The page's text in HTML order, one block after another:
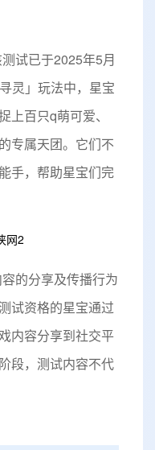
试已于2025年5月
灵」玩法中，星宝
上百只q萌可爱、
专属天团。它们不
手，帮助星宝们完
的分享及传播行为
试资格的星宝通过
内容分享到社交平
段，测试内容不代